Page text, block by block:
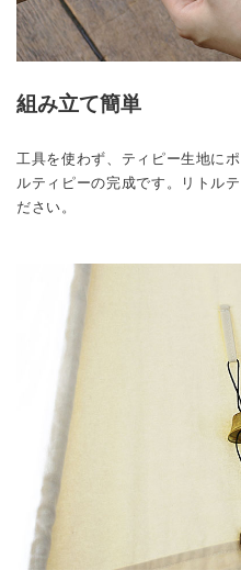
組み立て簡単
工具を使わず、ティピー生地に
ルティピーの完成です。リトル
ださい。